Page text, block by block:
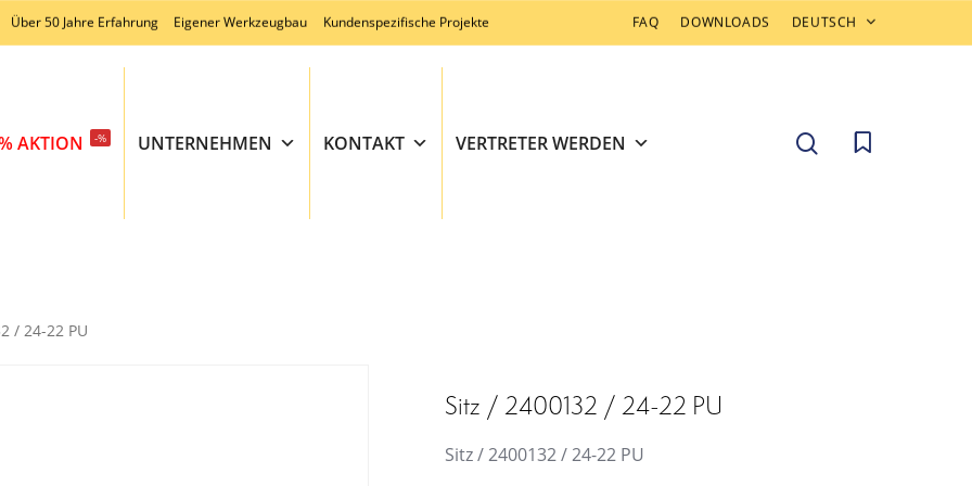
Über 50 Jahre Erfahrung Eigener Werkzeugbau Kundenspezifische Projekte FAQ DOWNLOADS DEUTSCH
AKTION -% UNTERNEHMEN KONTAKT VERTRETER WERDEN search
/ 24-22 PU
Sitz / 2400132 / 24-22 PU
Sitz / 2400132 / 24-22 PU